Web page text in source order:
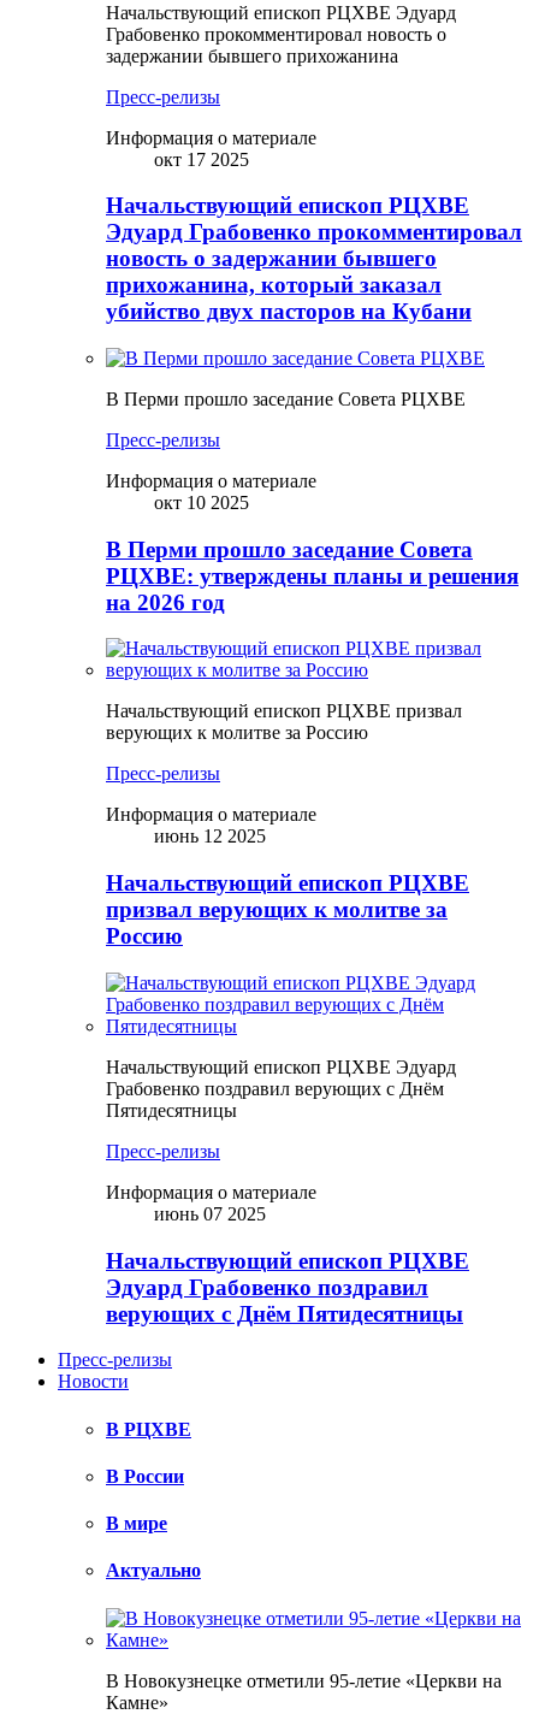
Начальствующий епископ РЦХВЕ Эдуард
Грабовенко прокомментировал новость о
задержании бывшего прихожанина
Пресс-релизы
Информация о материале
окт 17 2025
Начальствующий епископ РЦХВЕ
Эдуард Грабовенко прокомментировал
новость о задержании бывшего
прихожанина, который заказал
убийство двух пасторов на Кубани
В Перми прошло заседание Совета РЦХВЕ
Пресс-релизы
Информация о материале
окт 10 2025
В Перми прошло заседание Совета
РЦХВЕ: утверждены планы и решения
на 2026 год
Начальствующий епископ РЦХВЕ призвал
верующих к молитве за Россию
Пресс-релизы
Информация о материале
июнь 12 2025
Начальствующий епископ РЦХВЕ
призвал верующих к молитве за
Россию
Начальствующий епископ РЦХВЕ Эдуард
Грабовенко поздравил верующих с Днём
Пятидесятницы
Пресс-релизы
Информация о материале
июнь 07 2025
Начальствующий епископ РЦХВЕ
Эдуард Грабовенко поздравил
верующих с Днём Пятидесятницы
Пресс-релизы
Новости
В РЦХВЕ
В России
В мире
Актуально
В Новокузнецке отметили 95-летие «Церкви на
Камне»